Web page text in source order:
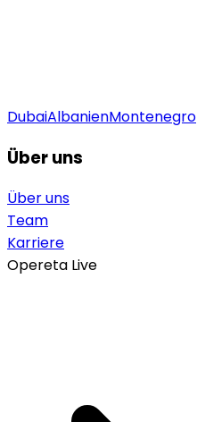
DubaiAlbanienMontenegro
Über uns
Über uns
Team
Karriere
Opereta Live